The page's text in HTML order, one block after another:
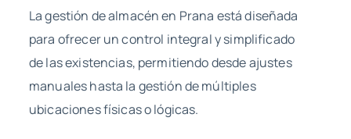
La gestión de almacén en Prana está diseñada
para ofrecer un control integral y simplificado
de las existencias, permitiendo desde ajustes
manuales hasta la gestión de múltiples
ubicaciones físicas o lógicas.